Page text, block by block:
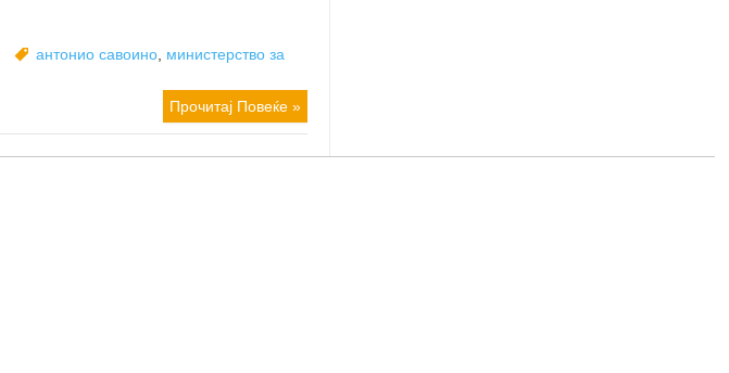
Tags
антонио савоино министерство за
Прочитај Повеќе »